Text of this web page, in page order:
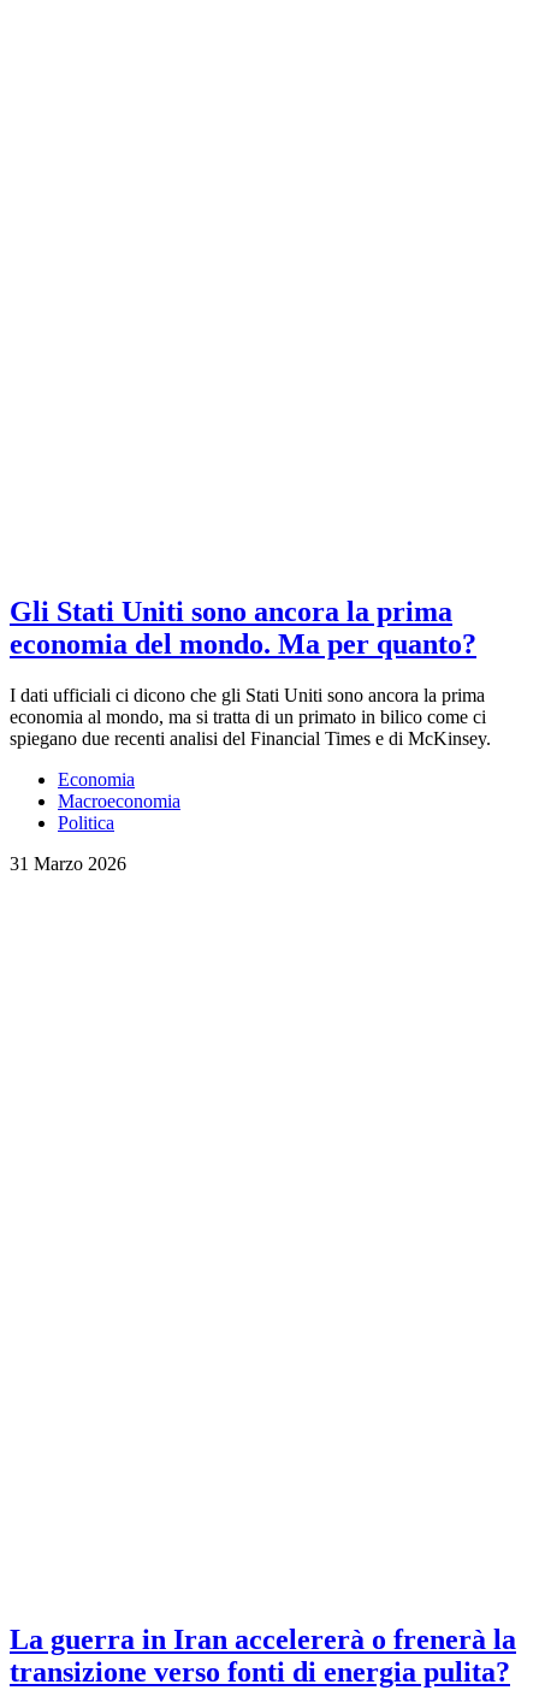
Gli Stati Uniti sono ancora la prima
economia del mondo. Ma per quanto?
I dati ufficiali ci dicono che gli Stati Uniti sono ancora la prima
economia al mondo, ma si tratta di un primato in bilico come ci
spiegano due recenti analisi del Financial Times e di McKinsey.
Economia
Macroeconomia
Politica
31 Marzo 2026
La guerra in Iran accelererà o frenerà la
transizione verso fonti di energia pulita?